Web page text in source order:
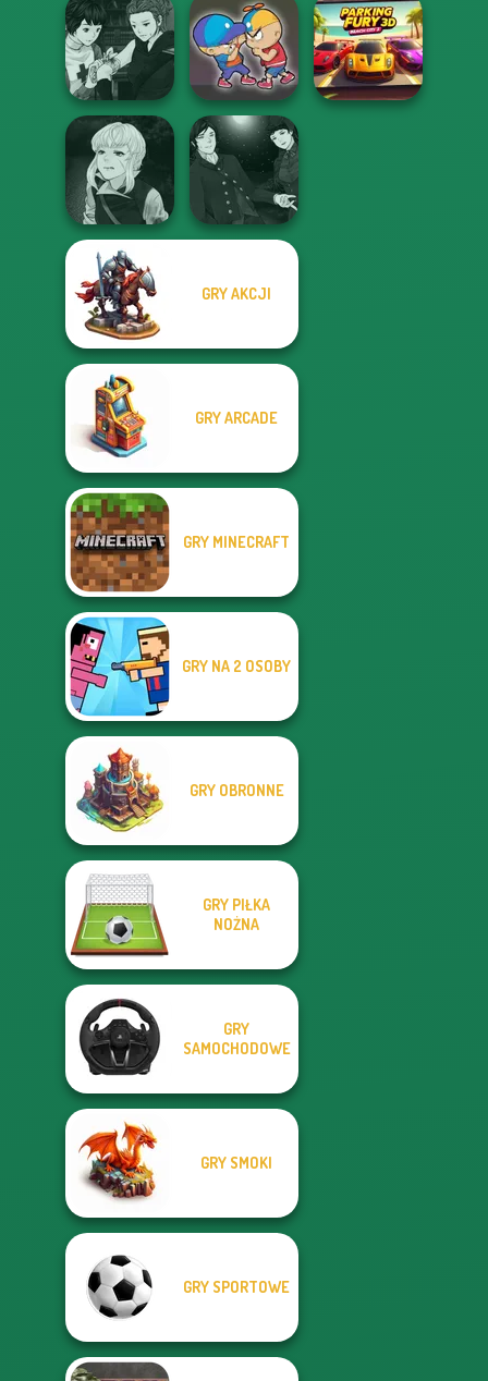
Dynamons 8
Manga Creator
Vampire Hunter
P...
Battle Of Tank
Steel
Manga Creator
Vampire Hunter
P...
Elevator Fight
Manga Creator
Vampire Hunter
P...
Manga Creator
Vampire Hunter
GRY AKCJI
GRY ARCADE
GRY MINECRAFT
GRY NA 2 OSOBY
GRY OBRONNE
GRY PIŁKA
NOŻNA
GRY
SAMOCHODOWE
GRY SMOKI
GRY SPORTOWE